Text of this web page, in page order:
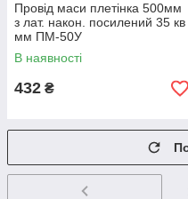
Провід маси плетінка 500мм
з лат. након. посилений 35 кв
мм ПМ-50У
В наявності
432 ₴